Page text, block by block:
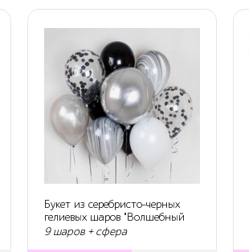
Букет из серебристо-черных
гелиевых шаров "Волшебный
вечер"
9 шаров + сфера